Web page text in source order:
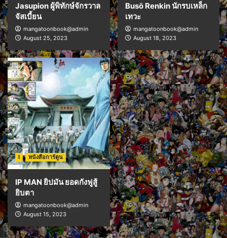
Jasupion ผู้พิทักษ์จักรวาล
จัสเบี้ยน
mangatoonbook@admin
August 25, 2023
Busō Renkin นักรบเหล็ก
เทวะ
mangatoonbook@admin
August 18, 2023
I หนังสือการ์ตูน
IP MAN ยิปมัน ยอดกังฟูสู้
ยิบตา
mangatoonbook@admin
August 15, 2023